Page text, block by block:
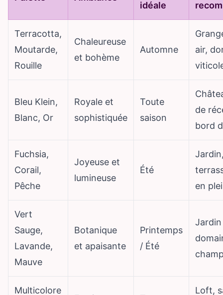
idéale
Terracotta,
Moutarde,
Rouille
Chaleureuse
et bohème
Automne
air,
Bleu Klein,
Blanc, Or
Royale et
sophistiquée
Toute
saison
de
bord
Fuchsia,
Corail,
Pêche
Joyeuse et
lumineuse
Été
en
Vert
Sauge,
Lavande,
Mauve
Botanique
et apaisante
Printemps
/ Été
Multicolore Loft,